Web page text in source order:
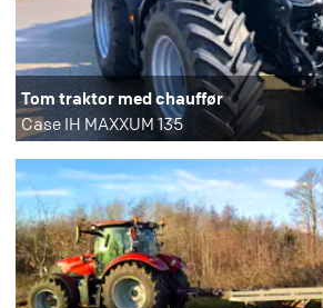
Tom traktor med chauffør
Case IH MAXXUM 135